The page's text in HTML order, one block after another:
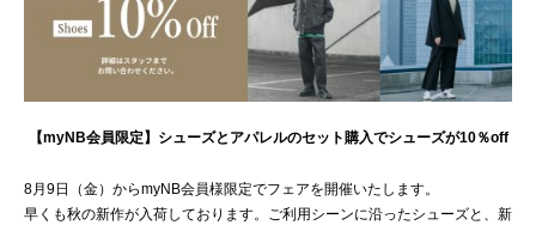
【myNB会員限定】シューズとアパレルのセット購入でシューズが10％off
8月9日（金）からmyNB会員様限定でフェアを開催いたします。
早くも秋の新作が入荷しております。ご利用シーンに沿ったシューズと、新